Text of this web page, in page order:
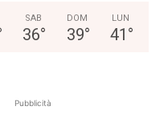
SAB
36°
DOM
39°
LUN
41 °
Pubblicità